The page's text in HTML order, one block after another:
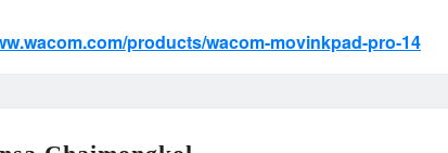
products/wacom-movinkpad-pro-14